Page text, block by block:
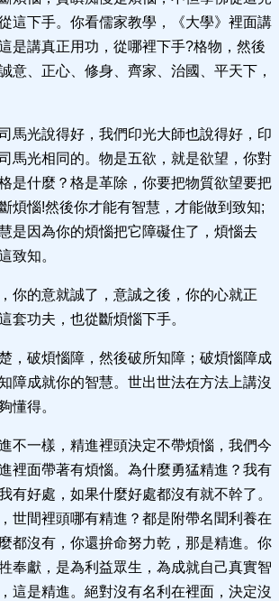
這下手。你看儒家教學，《大學》裡面講
是講真正用功，從哪裡下手?格物，然後
意、正心、修身、齊家、治國、平天下，
馬光說得好，我們印光大師也說得好，印
馬光相同的。物是五欲，就是欲望，你對
是什麼？格是革除，你要把物質欲望要把
煩惱!然後你才能有智慧，才能做到致知;
是因為你的煩惱把它障礙住了，煩惱去
致知。
你的意就誠了，意誠之後，你的心就正
套功夫，也從斷煩惱下手。
，破煩惱障，然後破所知障；破煩惱障成
障成就你的智慧。世出世法在方法上講沒
懂得。
不一樣，精進裡頭決定不帶煩惱，我們今
裡面帶著有煩惱。為什麼勇猛精進？我有
有好處，如果什麼好處都沒有就不幹了。
世間裡頭哪有精進？都是附帶名聞利養在
都沒有，你還拚命努力乾，那是精進。你
奉獻，是為利益眾生，為成就自己真實智
這是精進。絕對沒有名利在裡面，決定沒